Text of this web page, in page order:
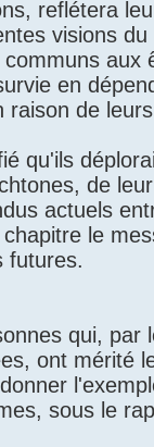
reflétera
visions
en
de
qu'ils
de
actuels
le
futures.
qui,
ont mérité
sous le